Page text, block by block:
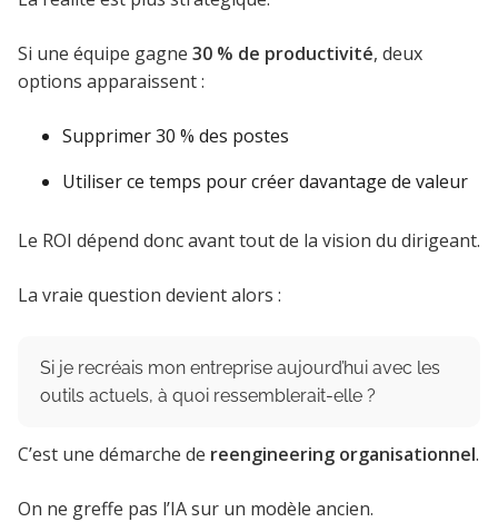
Si une équipe gagne 30 % de productivité, deux
options apparaissent :
Supprimer 30 % des postes
Utiliser ce temps pour créer davantage de valeur
Le ROI dépend donc avant tout de la vision du dirigeant.
La vraie question devient alors :
Si je recréais mon entreprise aujourd’hui avec les
outils actuels, à quoi ressemblerait-elle ?
C’est une démarche de reengineering organisationnel.
On ne greffe pas l’IA sur un modèle ancien.